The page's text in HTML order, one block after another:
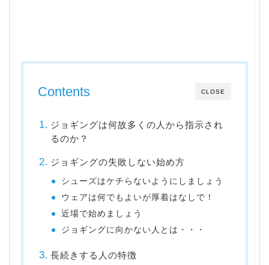
CLOSE
Contents
ジョギングは何故多くの人から指示され
るのか？
ジョギングの失敗しない始め方
シューズはケチらないようにしましょう
ウェアは何でもよいが厚着はなしで！
近場で始めましょう
ジョギングに向かない人とは・・・
長続きする人の特徴